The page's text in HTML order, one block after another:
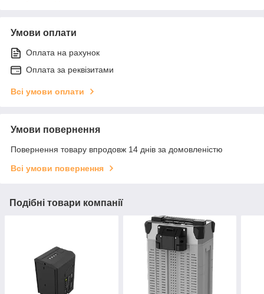
Умови оплати
Оплата на рахунок
Оплата за реквізитами
Всі умови оплати
Умови повернення
Повернення товару впродовж 14 днів за домовленістю
Всі умови повернення
Подібні товари компанії